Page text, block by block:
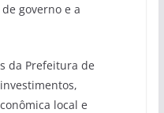
governo e a
da Prefeitura de
local e